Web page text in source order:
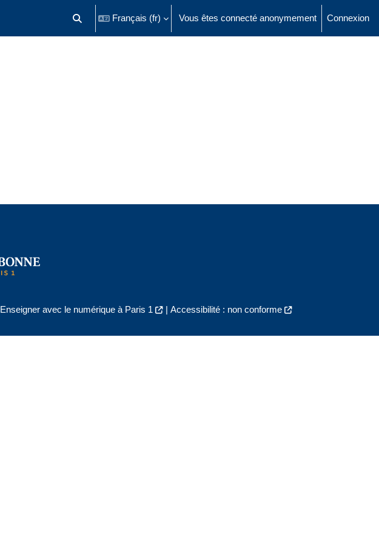
Activer/désactiver la saisie de recherche
Français ‎(fr)‎ Vous êtes connecté anonymement Connexion
Enseigner avec le numérique à Paris 1 | Accessibilité : non conforme